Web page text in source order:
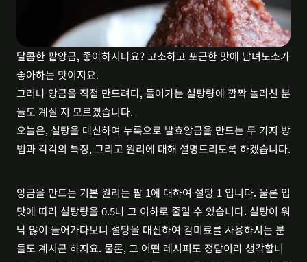
달콤한 팥앙금, 좋아하시나요? 고소하고 포근한 맛에 남녀노소가
좋아하는 맛이지요.
그러나 앙금을 직접 만드려다, 들어가는 설탕량에 깜짝 놀라신 분
들도 계실 지 모르겠습니다.
오늘은, 설탕을 대신하여 누룩으로 발효앙금을 만드는 두 가지 방
법과 각각의 특징, 그리고 원리에 대해 설명드리도록 하겠습니다.
앙금을 만드는 기본 원리는 팥 1에 대하여 설탕 1 입니다. 물론 입
맛에 따라 설탕량을 0.5나 그 이하로 줄일 수 있습니다. 설탕이 워
낙 많이 들어가다보니 설탕을 대신하여 감미료를 사용하시는 분
들도 계시곤 하지요. 물론, 그 어떤 레시피도 정답이라 생각합니